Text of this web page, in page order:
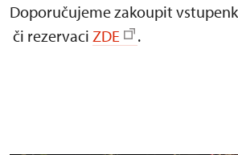
Doporučujeme zakoupit
či rezervaci ZDE .